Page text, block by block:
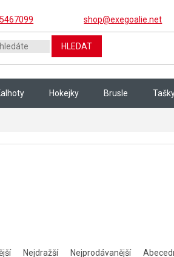
shop@exegoalie.net
HLEDAT
Hokejky Brusle
Nejdražší Nejprodávanější